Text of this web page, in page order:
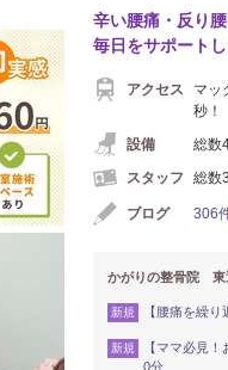
辛い腰痛・反り
毎日をサポート
アクセス
マッ
秒！
設備
総数
スタッフ
総数
ブログ 306
かがりの整骨院 東
新規 【腰痛を繰
新規
【ママ必見
0分